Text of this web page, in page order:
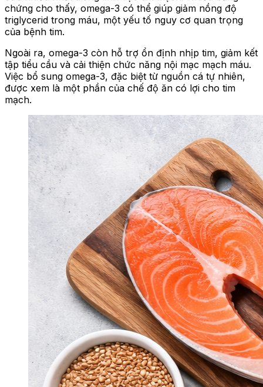
chứng cho thấy, omega-3 có thể giúp giảm nồng độ
triglycerid trong máu, một yếu tố nguy cơ quan trọng
của bệnh tim.
Ngoài ra, omega-3 còn hỗ trợ ổn định nhịp tim, giảm kết
tập tiểu cầu và cải thiện chức năng nội mạc mạch máu.
Việc bổ sung omega-3, đặc biệt từ nguồn cá tự nhiên,
được xem là một phần của chế độ ăn có lợi cho tim
mạch.